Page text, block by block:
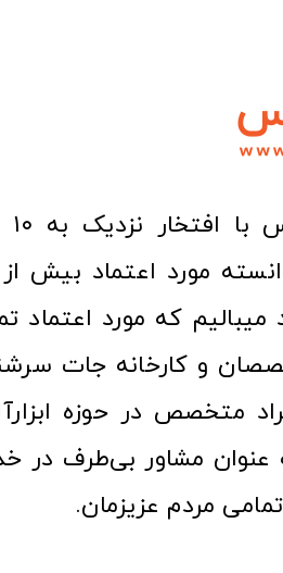
میبالیم که مورد اعتماد
و کارخانه جات
متخصص در حوزه
مشاور بی‌طرف در
مردم عزیزمان.